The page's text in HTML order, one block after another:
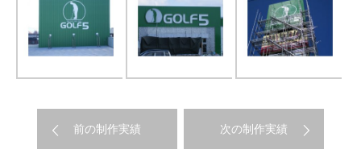
前の制作実績 次の制作実績